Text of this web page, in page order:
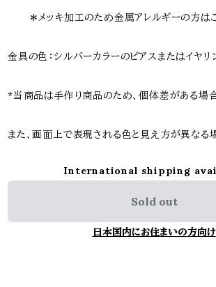
＊メッキ加工のため金属アレルギーの方はご
金具の色：シルバーカラーのピアスまた
*当商品は手作り商品のため、個体差がある場合
また、画面上で表現される色と見え方が異なる
International shipping
Sold out
日本国内にお住まいの方向け